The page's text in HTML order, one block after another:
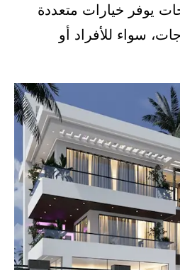
يوفر خيارات متعددة
سواء للأفراد أو